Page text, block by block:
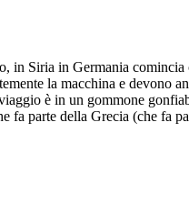
in Siria in Germania comincia
la macchina e devono
è in un gommone
fa parte della Grecia (che fa